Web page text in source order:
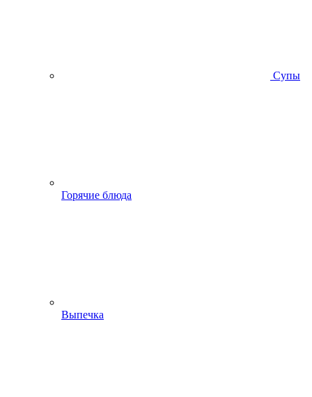
Супы
Горячие блюда
Выпечка